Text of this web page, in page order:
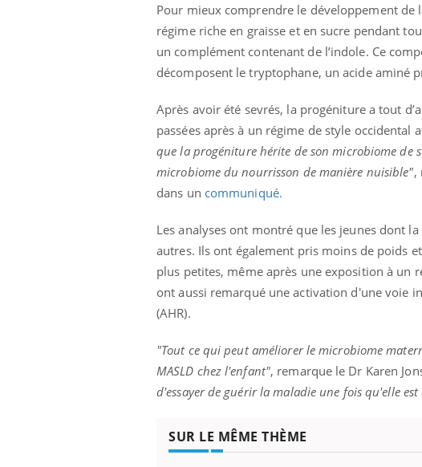
Pour mieux comprendre le développement de
régime riche en graisse et en sucre pendant
un complément contenant de l’indole. Ce
décomposent le tryptophane, un acide aminé
Après avoir été sevrés, la progéniture a tout
passées après à un régime de style
que la progéniture hérite de son microbiome de
microbiome du nourrisson de manière nuisible",
dans un communiqué.
Les analyses ont montré que les jeunes dont
autres. Ils ont également pris moins de poids
plus petites, même après une exposition à un
ont aussi remarqué une activation d'une voie
(AHR).
"Tout ce qui peut améliorer le microbiome
MASLD chez l'enfant", remarque le Dr Karen
d'essayer de guérir la maladie une fois qu'elle
SUR LE MÊME THÈME